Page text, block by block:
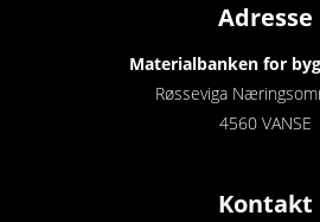
Adresse
Materialbanken for
Røsseviga
4560 VANSE
Kontakt